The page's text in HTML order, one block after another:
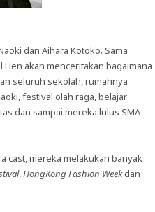
dan Aihara Kotoko. Sama
akan menceritakan bagaimana
seluruh sekolah, rumahnya
festival olah raga, belajar
dan sampai mereka lulus SMA
cast, mereka melakukan banyak
,HongKong Fashion Weekdan